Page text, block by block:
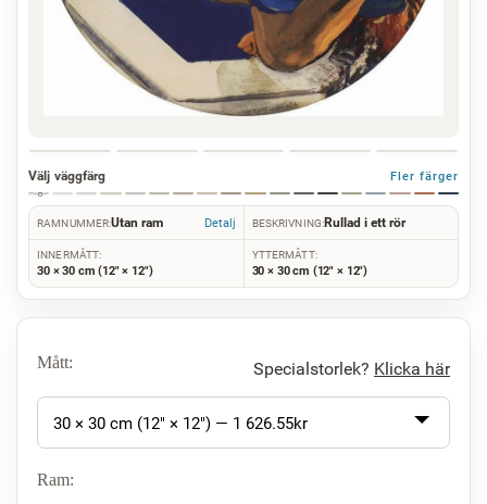
Välj väggfärg Fler färger
RAMNUMMER:Utan ram Detalj BESKRIVNING:Rullad i ett rör
INNERMÅTT:
30 × 30 cm (12" × 12")
YTTERMÅTT:
30 × 30 cm (12" × 12")
Mått: Specialstorlek? Klicka här
30 × 30 cm (12" × 12") — 1 626.55kr
Ram: